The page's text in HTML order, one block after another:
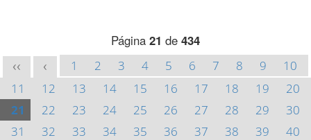
Página 21 de 434
<< < 1 2 3 4 5 6 7 8 9
10
11
12 13 14 15 16 17 18 19
20
21
22 23 24 25 26 27 28 29
30
31
32 33 34 35 36 37 38 39
40